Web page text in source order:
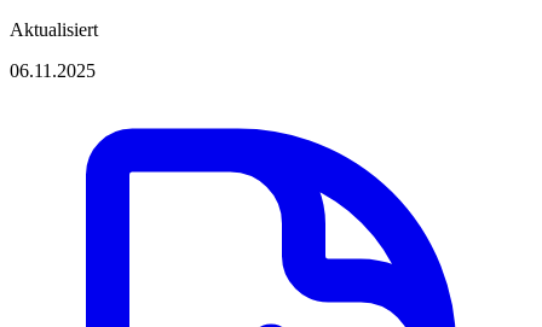
Aktualisiert
06.11.2025